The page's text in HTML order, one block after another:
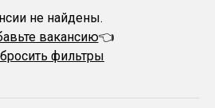
не найдены.
вакансию👈
фильтры